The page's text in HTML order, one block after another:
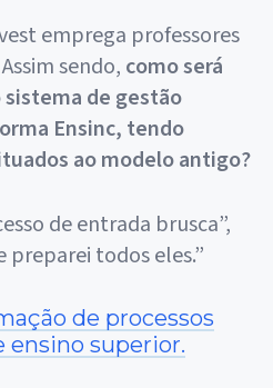
emprega professores
sendo, como será
sistema de gestão
Ensinc, tendo
ao modelo antigo?
de entrada brusca”,
preparei todos eles.”
de processos
ensino superior.